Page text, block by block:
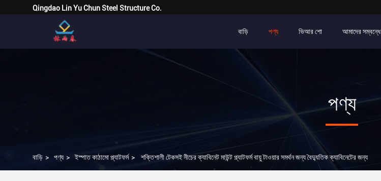
Qingdao Lin Yu Chun Steel Structure Co.
বাড়ি পণ্য ভিআর শো আমাদের সম্বন্ধে
পণ্য
বাড়ি > পণ্য > ইস্পাত কাঠামো প্ল্যাটফর্ম > শক্তিশালী টেকসই নীচের ক্যাবিনেট মাউন্ট প্ল্যাটফর্ম বায়ু টাওয়ার সমর্থন জন্য বৈদ্যুতিক ক্যাবিনেটের জন্য